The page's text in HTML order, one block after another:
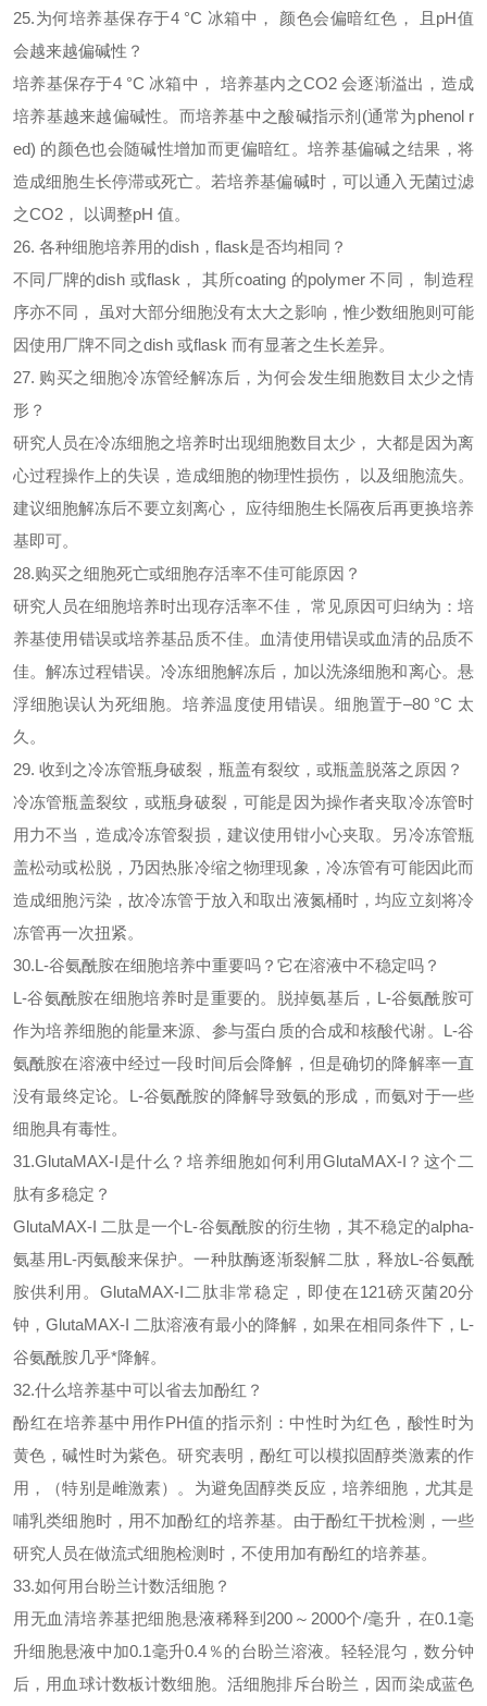
25.为何培养基保存于4 °C 冰箱中， 颜色会偏暗红色， 且pH值
会越来越偏碱性？
培养基保存于4 °C 冰箱中， 培养基内之CO2 会逐渐溢出，造成
培养基越来越偏碱性。而培养基中之酸碱指示剂(通常为phenol r
ed) 的颜色也会随碱性增加而更偏暗红。培养基偏碱之结果，将
造成细胞生长停滞或死亡。若培养基偏碱时，可以通入无菌过滤
之CO2， 以调整pH 值。
26. 各种细胞培养用的dish，flask是否均相同？
不同厂牌的dish 或flask， 其所coating 的polymer 不同， 制造程
序亦不同， 虽对大部分细胞没有太大之影响，惟少数细胞则可能
因使用厂牌不同之dish 或flask 而有显著之生长差异。
27. 购买之细胞冷冻管经解冻后，为何会发生细胞数目太少之情
形？
研究人员在冷冻细胞之培养时出现细胞数目太少，
大都是因为离
心过程操作上的失误，造成细胞的物理性损伤， 以及细胞流失。
建议细胞解冻后不要立刻离心， 应待细胞生长隔夜后再更换培养
基即可。
28.购买之细胞死亡或细胞存活率不佳可能原因？
研究人员在细胞培养时出现存活率不佳， 常见原因可归纳为：培
养基使用错误或培养基品质不佳。血清使用错误或血清的品质不
佳。解冻过程错误。冷冻细胞解冻后，加以洗涤细胞和离心。悬
浮细胞误认为死细胞。培养温度使用错误。细胞置于–80 °C 太
久。
29. 收到之冷冻管瓶身破裂，瓶盖有裂纹，或瓶盖脱落之原因？
冷冻管瓶盖裂纹，或瓶身破裂，可能是因为操作者夹取冷冻管时
用力不当，造成冷冻管裂损，建议使用钳小心夹取。另冷冻管瓶
盖松动或松脱，乃因热胀冷缩之物理现象，冷冻管有可能因此而
造成细胞污染，故冷冻管于放入和取出液氮桶时，均应立刻将冷
冻管再一次扭紧。
30.L-谷氨酰胺在细胞培养中重要吗？它在溶液中不稳定吗？
L-谷氨酰胺在细胞培养时是重要的。脱掉氨基后，L-谷氨酰胺可
作为培养细胞的能量来源、参与蛋白质的合成和核酸代谢。L-谷
氨酰胺在溶液中经过一段时间后会降解，但是确切的降解率一直
没有最终定论。L-谷氨酰胺的降解导致氨的形成，而氨对于一些
细胞具有毒性。
31.GlutaMAX-I是什么？培养细胞如何利用GlutaMAX-I？这个二
肽有多稳定？
GlutaMAX-I 二肽是一个L-谷氨酰胺的衍生物，其不稳定的alpha-
氨基用L-丙氨酸来保护。一种肽酶逐渐裂解二肽，释放L-谷氨酰
胺供利用。GlutaMAX-I二肽非常稳定，即使在121磅灭菌20分
钟，GlutaMAX-I 二肽溶液有最小的降解，如果在相同条件下，L-
谷氨酰胺几乎*降解。
32.什么培养基中可以省去加酚红？
酚红在培养基中用作PH值的指示剂：中性时为红色，酸性时为
黄色，碱性时为紫色。研究表明，酚红可以模拟固醇类激素的作
用，（特别是雌激素）。为避免固醇类反应，培养细胞，尤其是
哺乳类细胞时，用不加酚红的培养基。由于酚红干扰检测，一些
研究人员在做流式细胞检测时，不使用加有酚红的培养基。
33.如何用台盼兰计数活细胞？
用无血清培养基把细胞悬液稀释到 200～2000个/毫升，在0.1毫
升细胞悬液中加0.1毫升0.4％的台盼兰溶液。轻轻混匀，数分钟
后，用血球计数板计数细胞。活细胞排斥台盼兰，因而染成蓝色